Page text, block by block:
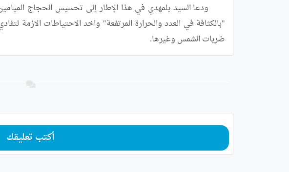
ودعا السيد بلمهدي في هذا الإطار إلى تحسيس الحجاج
ضربات الشمس وغيرها.
أكتب تعليقك